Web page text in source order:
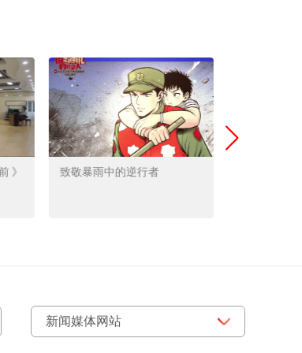
》
致敬暴雨中的逆行者